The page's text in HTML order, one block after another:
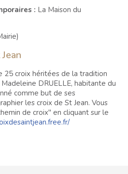
: La Maison du
25 croix héritées de la tradition
DRUELLE, habitante du
comme but de ses
les croix de St Jean. Vous
de croix" en cliquant sur le